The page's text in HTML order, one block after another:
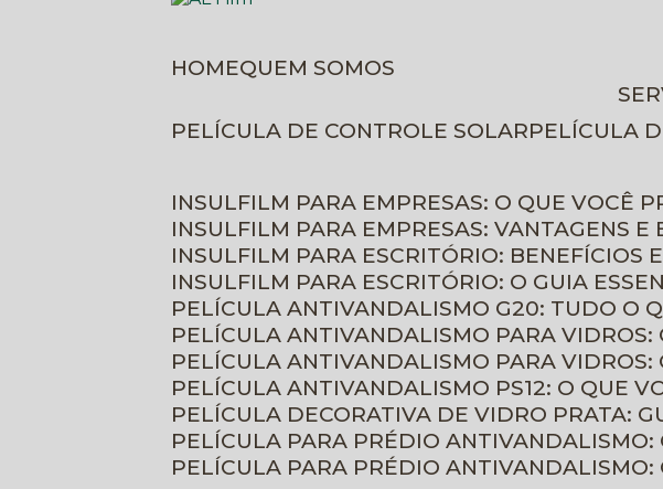
HOME
QUEM SOMOS
PELÍCULA DE CONTROLE SOLAR
PELÍCULA
INSULFILM PARA EMPRESAS: O QUE VOCÊ
INSULFILM PARA EMPRESAS: VANTAGENS
INSULFILM PARA ESCRITÓRIO: BENEFÍCIOS
INSULFILM PARA ESCRITÓRIO: O GUIA
PELÍCULA ANTIVANDALISMO G20: TUDO O
PELÍCULA ANTIVANDALISMO PARA
PELÍCULA ANTIVANDALISMO PARA
PELÍCULA ANTIVANDALISMO PS12: O QUE
PELÍCULA DECORATIVA DE VIDRO PRATA:
PELÍCULA PARA PRÉDIO
PELÍCULA PARA PRÉDIO